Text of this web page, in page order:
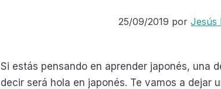
25/09/2019 porJesús
Si estás pensando en aprender japonés, una
decir será hola en japonés. Te vamos a dejar